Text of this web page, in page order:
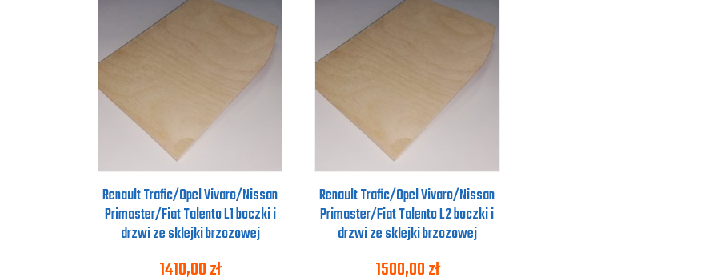
Renault Trafic/Opel Vivaro/Nissan
Primaster/Fiat Talento L1 boczki i
drzwi ze sklejki brzozowej
1410,00zł
Renault Trafic/Opel Vivaro/Nissan
Primaster/Fiat Talento L2 boczki i
drzwi ze sklejki brzozowej
1500,00zł